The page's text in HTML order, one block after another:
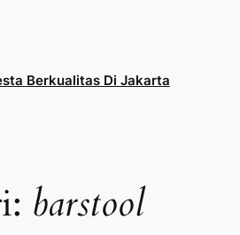
Berkualitas Di Jakarta
barstool